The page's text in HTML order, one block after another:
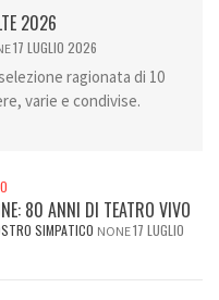
2026
17 LUGLIO 2026
ragionata di 10
varie e condivise.
80 ANNI DI TEATRO VIVO
SIMPATICO NONE17 LUGLIO